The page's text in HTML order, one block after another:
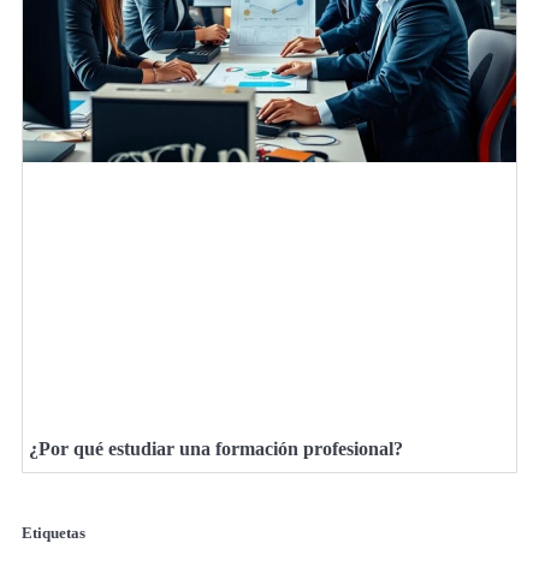
¿Por qué estudiar una formación profesional?
Etiquetas